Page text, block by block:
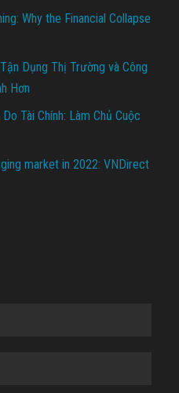
Why the Financial Collapse
Dụng Thị Trường và Công
Hơn
Tài Chính: Làm Chủ Cuộc
market in 2022: VNDirect